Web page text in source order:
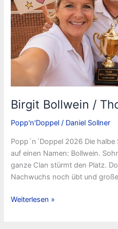
Birgit Bollwein /
Popp'n'Doppel / Daniel Sollner
Popp´n´Doppel 2026 Die
auf einen Namen: Bollwein.
ganze Clan stürmt den Platz.
Nachwuchs noch übt und große
Birgit
Weiterlesen »